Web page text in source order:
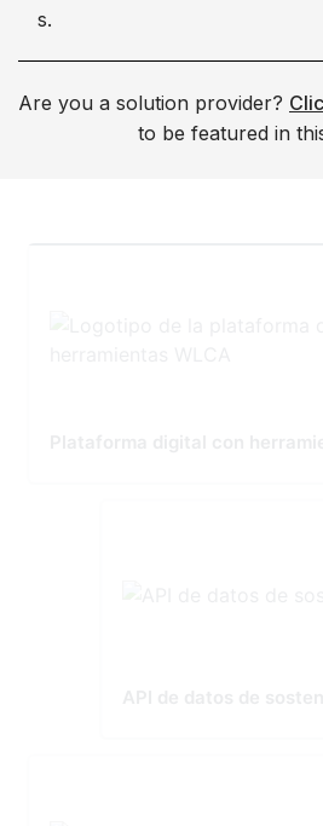
Are you a solution provider?
to be featured in